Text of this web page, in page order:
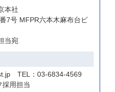
本社
7号 MFPR六本木麻布台ビ
当宛
TEL：03-6834-4569
用担当